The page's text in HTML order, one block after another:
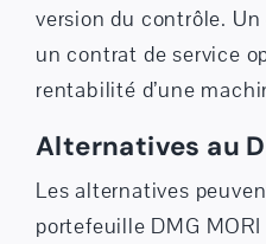
version du contrôle.
uncontrat de service
rentabilité d’une
Alternatives au
Les alternatives
portefeuille DMG